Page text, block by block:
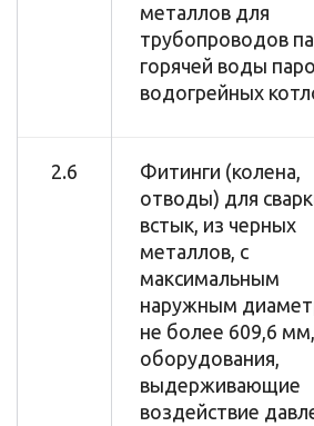
металлов для
трубопроводов
горячей воды
водогрейных
2.6
Фитинги (колена,
отводы) для
встык, из черных
металлов, с
максимальным
наружным
не более 609,6
оборудования,
выдерживающие
воздействие